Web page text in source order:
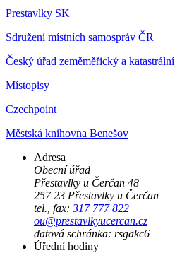
Prestavlky SK
Sdružení místních samospráv ČR
Český úřad zeměměřický a katastrální
Místopisy
Czechpoint
Městská knihovna Benešov
Adresa
Obecní úřad
Přestavlky u Čerčan 48
257 23 Přestavlky u Čerčan
tel., fax: 317 777 822
ou@prestavlkyucercan.cz
datová schránka: rsgakc6
Úřední hodiny